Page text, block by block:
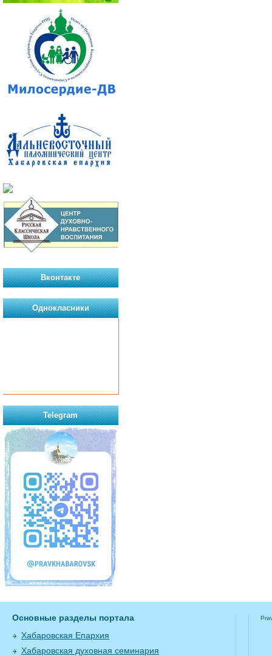
Вконтакте
Однокласники
Telegram
Основные разделы портала
Хабаровская Епархия
Хабаровская духовная семинария